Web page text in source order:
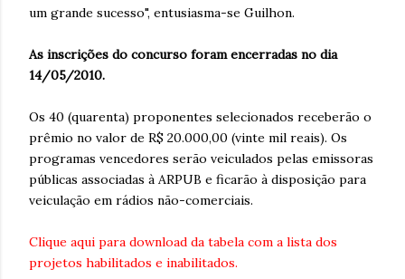
um grande sucesso", entusiasma-se Guilhon.
As inscrições do concurso foram encerradas no dia
14/05/2010.
Os 40 (quarenta) proponentes selecionados receberão o
prêmio no valor de R$ 20.000,00 (vinte mil reais). Os
programas vencedores serão veiculados pelas emissoras
públicas associadas à ARPUB e ficarão à disposição para
veiculação em rádios não-comerciais.
Clique aqui para download da tabela com a lista dos
projetos habilitados e inabilitados.